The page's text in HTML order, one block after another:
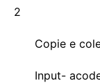
2
Copie e
Input-